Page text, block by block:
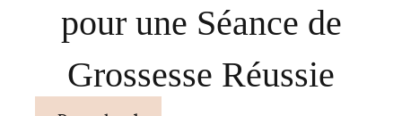
pour une Séance de
Grossesse Réussie